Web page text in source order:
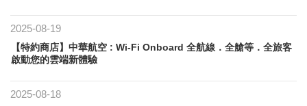
2025-08-19
【特約商店】中華航空 : Wi-Fi Onboard 全航線．全艙等．全旅客
啟動您的雲端新體驗
2025-08-18